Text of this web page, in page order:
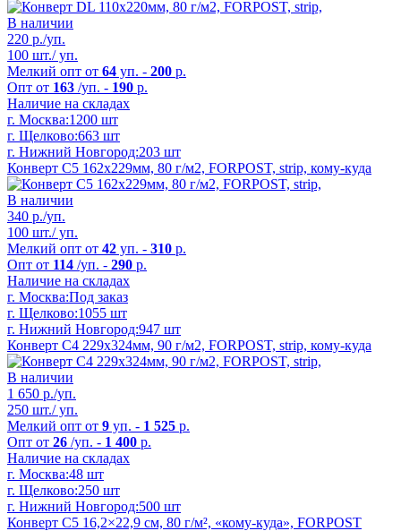
В наличии
220 р./уп.
100 шт./ уп.
Мелкий опт от 64 уп. - 200 р.
Опт от 163 /уп. - 190 р.
Наличие на складах
г. Москва:1200 шт
г. Щелково:663 шт
г. Нижний Новгород:203 шт
Конверт C5 162x229мм, 80 г/м2, FORPOST, strip, кому-куда
В наличии
340 р./уп.
100 шт./ уп.
Мелкий опт от 42 уп. - 310 р.
Опт от 114 /уп. - 290 р.
Наличие на складах
г. Москва:Под заказ
г. Щелково:1055 шт
г. Нижний Новгород:947 шт
Конверт C4 229x324мм, 90 г/м2, FORPOST, strip, кому-куда
В наличии
1 650 р./уп.
250 шт./ уп.
Мелкий опт от 9 уп. - 1 525 р.
Опт от 26 /уп. - 1 400 р.
Наличие на складах
г. Москва:48 шт
г. Щелково:250 шт
г. Нижний Новгород:500 шт
Конверт C5 16,2×22,9 см, 80 г/м², «кому-куда», FORPOST